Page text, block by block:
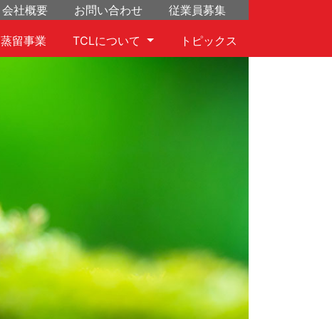
会社概要 お問い合わせ 従業員募集
蒸留事業 TCLについて トピックス